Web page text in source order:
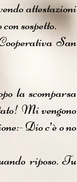
attestazioni
sospetto.
San
la scomparsa
Mi vengono
Dio c’è o no
riposo. Tu